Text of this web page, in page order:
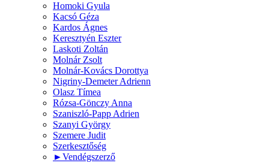
Homoki Gyula
Kacsó Géza
Kardos Ágnes
Keresztyén Eszter
Laskoti Zoltán
Molnár Zsolt
Molnár-Kovács Dorottya
Nigriny-Demeter Adrienn
Olasz Tímea
Rózsa-Gönczy Anna
Szaniszló-Papp Adrien
Szanyi György
Szemere Judit
Szerkesztőség
►Vendégszerző